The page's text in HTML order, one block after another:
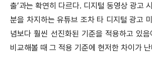
출’과는 확연히 다르다. 디지털 동영상 광고
분을 차지하는 유튜브 조차 타 디지털 광고 미
념보다 훨씬 선진화된 기준을 적용하고 있
비교해볼 때 그 적용 기준에 현저한 차이가